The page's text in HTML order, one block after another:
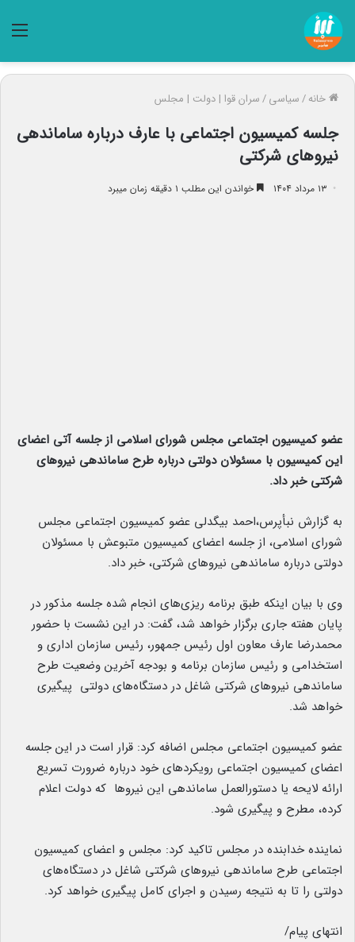
خانه/سیاسی/سران قوا | دولت | مجلس
جلسه کمیسیون اجتماعی با عارف درباره ساماندهی
نیروهای شرکتی
۱۳ مرداد ۱۴۰۴ خواندن این مطلب ۱ دقیقه زمان میبرد
عضو کمیسیون اجتماعی مجلس شورای اسلامی از جلسه آتی اعضای
این کمیسیون با مسئولان دولتی درباره طرح ساماندهی نیروهای
شرکتی خبر داد.
به گزارش نبأپرس،احمد بیگدلی عضو کمیسیون اجتماعی مجلس
شورای اسلامی، از جلسه اعضای کمیسیون متبوعش با مسئولان
دولتی درباره ساماندهی نیروهای شرکتی، خبر داد.
وی با بیان اینکه طبق برنامه ریزی‌های انجام شده جلسه مذکور در
پایان هفته جاری برگزار خواهد شد، گفت: در این نشست با حضور
محمدرضا عارف معاون اول رئیس جمهور، رئیس سازمان اداری و
استخدامی و رئیس سازمان برنامه و بودجه آخرین وضعیت طرح
ساماندهی نیروهای شرکتی شاغل در دستگاه‌های دولتی پیگیری
خواهد شد.
عضو کمیسیون اجتماعی مجلس اضافه کرد: قرار است در این جلسه
اعضای کمیسیون اجتماعی رویکردهای خود درباره ضرورت تسریع
ارائه لایحه یا دستورالعمل ساماندهی این نیروها که دولت اعلام
کرده، مطرح و پیگیری شود.
نماینده خدابنده در مجلس تاکید کرد: مجلس و اعضای کمیسیون
اجتماعی طرح ساماندهی نیروهای شرکتی شاغل در دستگاه‌های
دولتی را تا به نتیجه رسیدن و اجرای کامل پیگیری خواهد کرد.
انتهای پیام/